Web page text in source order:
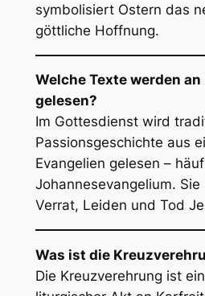
symbolisiert Ostern das
göttliche Hoffnung.
Welche Texte werden
gelesen?
Im Gottesdienst wird
Passionsgeschichte aus
Evangelien gelesen –
Johannesevangelium. Sie
Verrat, Leiden und Tod
Was ist die
Die Kreuzverehrung ist